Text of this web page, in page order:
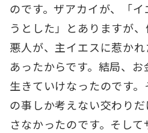
のです。ザアカイが、「
うとした」とありますが
悪人が、主イエスに惹か
あったからです。結局、
生きていけなったのです
の事しか考えない交わり
さなかったのです。そし